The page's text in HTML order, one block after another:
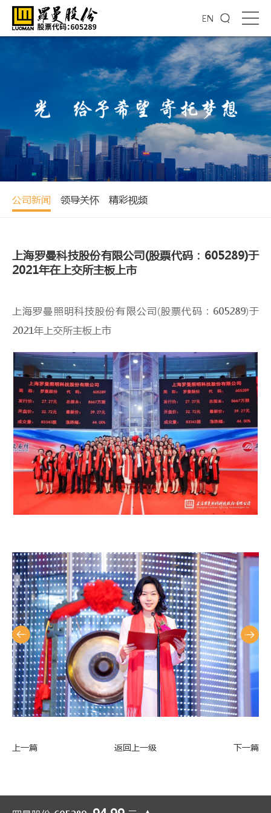
EN
公司新闻 领导关怀 精彩视频
上海罗曼科技股份有限公司(股票代码：605289)于
2021年在上交所主板上市
上海罗曼照明科技股份有限公司(股票代码：605289)于
2021年上交所主板上市
上一篇 返回上一级 下一篇